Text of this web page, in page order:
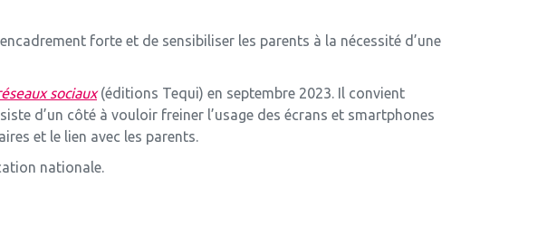
forte et de sensibiliser les parents à la nécessité d’une
sociaux(éditions Tequi) en septembre 2023. Il convient
d’un côté à vouloir freiner l’usage des écrans et smartphones
et le lien avec les parents.
nationale.